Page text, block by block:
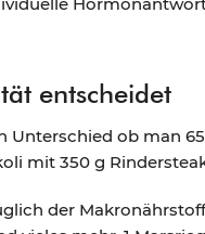
entscheidet
Unterschied ob man
mit 350 g
der